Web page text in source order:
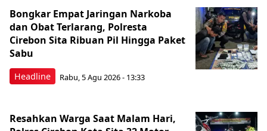
Headline
Bongkar Empat Jaringan Narkoba
dan Obat Terlarang, Polresta
Cirebon Sita Ribuan Pil Hingga Paket
Sabu
Rabu, 5 Agu 2026 - 13:33
Resahkan Warga Saat Malam Hari,